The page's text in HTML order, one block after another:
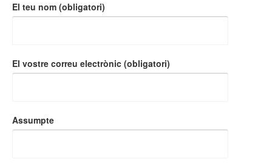
El teu nom (obligatori)
El vostre correu electrònic (obligatori)
Assumpte